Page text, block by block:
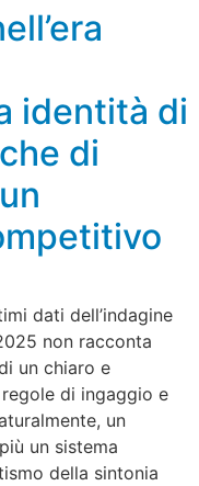
identità di
di
dati dell’indagine
non racconta
un chiaro e
di ingaggio e
un
un sistema
della sintonia